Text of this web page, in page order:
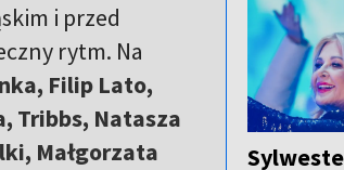
i przed
rytm. Na
Filip Lato,
Tribbs, Natasza
Małgorzata